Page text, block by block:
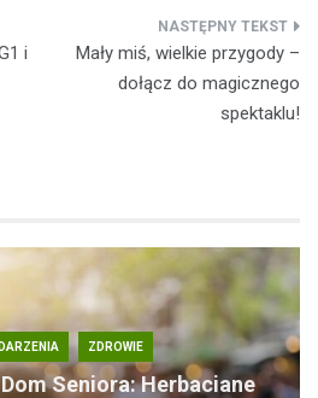
i
Mały miś, wielkie przygody –
dołącz do magicznego
spektaklu!
ZDROWIE
Seniora: Herbaciane